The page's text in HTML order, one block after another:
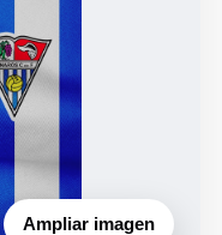
Ampliar imagen